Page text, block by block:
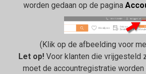
worden gedaan op de pagina
(Klik op de afbeelding voor
Let op!Voor klanten die vrijgesteld
moet de accountregistratie worden